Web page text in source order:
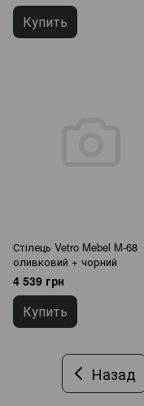
Купить
Стілець Vetro Mebel M-68
оливковий + чорний
4 539 грн
Купить
Назад